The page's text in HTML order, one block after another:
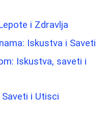
i Zdravlja
Iskustva i Saveti
Iskustva, saveti i
i Utisci